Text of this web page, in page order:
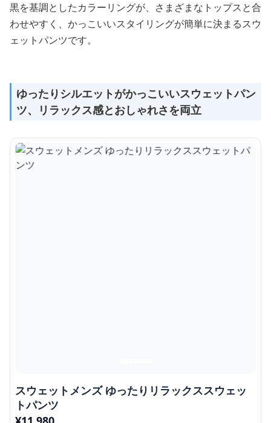
黒を基調としたカラーリングが、さまざまなトップスと合
わせやすく、かっこいいスタイリングが簡単に決まるスウ
ェットパンツです。
ゆったりシルエットがかっこいいスウェットパン
ツ、リラックス感とおしゃれさを両立
スウェットメンズ ゆったりリラックススウェッ
トパンツ